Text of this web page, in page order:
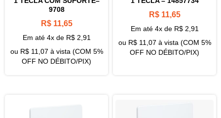
9708
R$11,65
Em até 4x de R$2,91
ou R$11,07 à vista (COM 5%
OFF NO DÉBITO/PIX)
R$11,65
Em até 4x de R$2,91
ou R$11,07 à vista (COM 5%
OFF NO DÉBITO/PIX)